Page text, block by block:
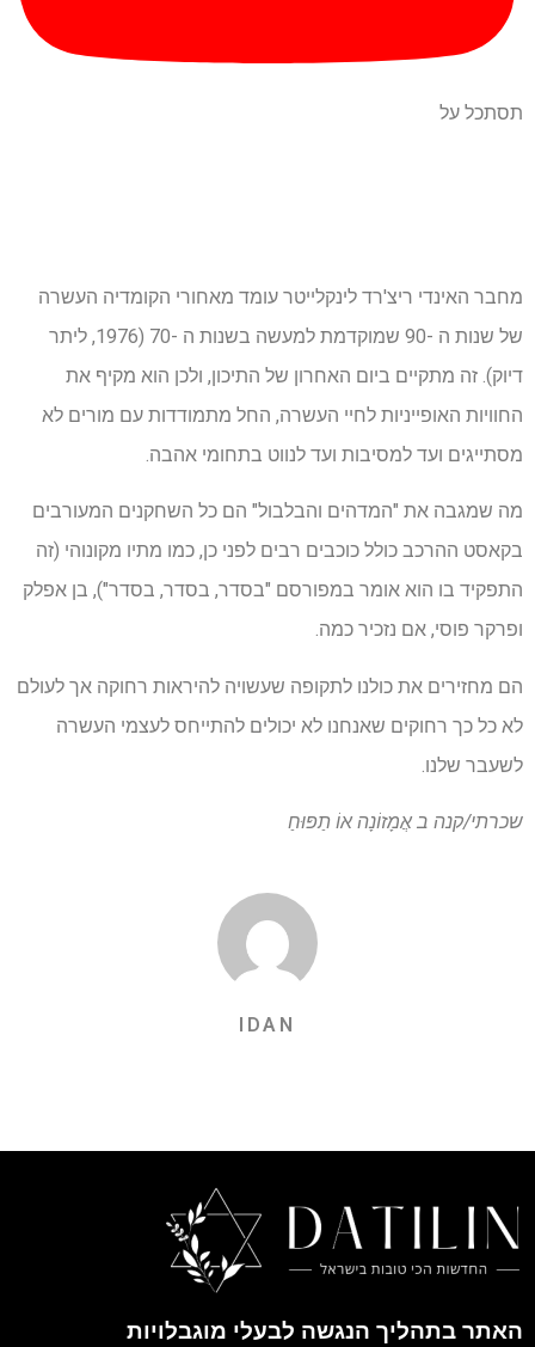
תסתכל על
מחבר האינדי ריצ'רד לינקלייטר עומד מאחורי הקומדיה העשרה
של שנות ה -90 שמוקדמת למעשה בשנות ה -70 (1976, ליתר
דיוק). זה מתקיים ביום האחרון של התיכון, ולכן הוא מקיף את
החוויות האופייניות לחיי העשרה, החל מתמודדות עם מורים לא
מסתייגים ועד למסיבות ועד לנווט בתחומי אהבה.
מה שמגבה את "המדהים והבלבול" הם כל השחקנים המעורבים
בקאסט ההרכב כולל כוכבים רבים לפני כן, כמו מתיו מקונוהי (זה
התפקיד בו הוא אומר במפורסם "בסדר, בסדר, בסדר"), בן אפלק
ופרקר פוסי, אם נזכיר כמה.
הם מחזירים את כולנו לתקופה שעשויה להיראות רחוקה אך לעולם
לא כל כך רחוקים שאנחנו לא יכולים להתייחס לעצמי העשרה
לשעבר שלנו.
שכרתי/קנה ב אֲמָזוֹנָה אוֹ תַפּוּחַ
IDAN
האתר בתהליך הנגשה לבעלי מוגבלויות